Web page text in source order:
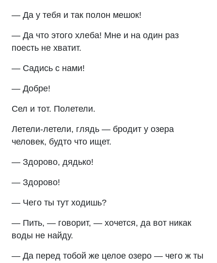
— Да у тебя и так полон мешок!
— Да что этого хлеба! Мне и на один раз
поесть не хватит.
— Садись с нами!
— Добре!
Сел и тот. Полетели.
Летели-летели, глядь — бродит у озера
человек, будто что ищет.
— Здорово, дядько!
— Здорово!
— Чего ты тут ходишь?
— Пить, — говорит, — хочется, да вот никак
воды не найду.
— Да перед тобой же целое озеро — чего ж ты